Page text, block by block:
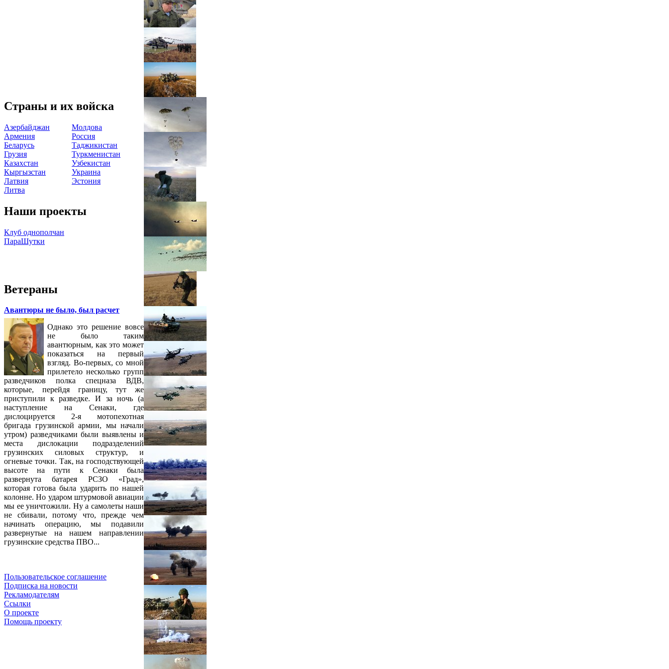
Страны и их войска
Азербайджан
Армения
Беларусь
Грузия
Казахстан
Кыргызстан
Латвия
Литва
Молдова
Россия
Таджикистан
Туркменистан
Узбекистан
Украина
Эстония
Наши проекты
Клуб однополчан
ПараШутки
Ветераны
Авантюры не было, был расчет
Однако это решение вовсе
не было таким
авантюрным, как это может
показаться на первый
взгляд. Во-первых, со мной
прилетело несколько групп
разведчиков полка спецназа ВДВ,
которые, перейдя границу, тут же
приступили к разведке. И за ночь (а
наступление на Сенаки, где
дислоцируется 2-я мотопехотная
бригада грузинской армии, мы начали
утром) разведчиками были выявлены и
места дислокации подразделений
грузинских силовых структур, и
огневые точки. Так, на господствующей
высоте на пути к Сенаки была
развернута батарея РСЗО «Град»,
которая готова была ударить по нашей
колонне. Но ударом штурмовой авиации
мы ее уничтожили. Ну а самолеты наши
не сбивали, потому что, прежде чем
начинать операцию, мы подавили
развернутые на нашем направлении
грузинские средства ПВО...
Пользовательское соглашение
Подписка на новости
Рекламодателям
Ссылки
О проекте
Помощь проекту